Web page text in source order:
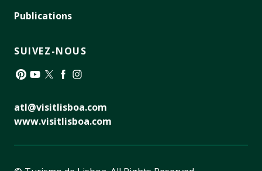
Publications
SUIVEZ-NOUS
atl@visitlisboa.com
www.visitlisboa.com